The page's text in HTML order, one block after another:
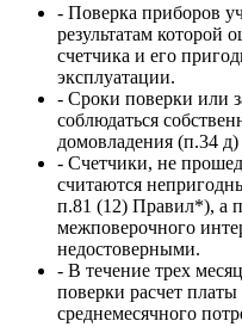
- Поверка приборов
результатам которой
счетчика и его
эксплуатации.
- Сроки поверки или
соблюдаться
домовладения (п.34
- Счетчики, не
считаются
п.81 (12) Правил*), а
межповерочного
недостоверными.
- В течение трех
поверки расчет платы
среднемесячного